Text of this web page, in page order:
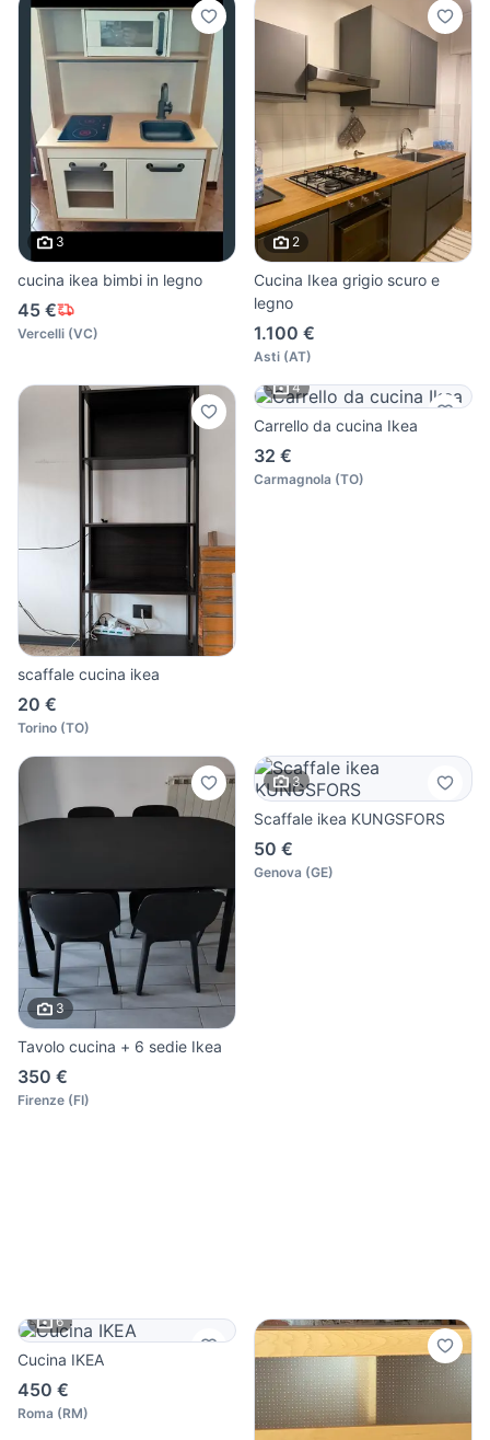
3
cucina ikea bimbi in legno
45 €
Vercelli (VC)
2
Cucina Ikea grigio scuro e
legno
1.100 €
Asti (AT)
scaffale cucina ikea
20 €
Torino (TO)
4
Carrello da cucina Ikea
32 €
Carmagnola (TO)
3
Tavolo cucina + 6 sedie Ikea
350 €
Firenze (FI)
3
Scaffale ikea KUNGSFORS
50 €
Genova (GE)
6
Cucina IKEA
450 €
Roma (RM)